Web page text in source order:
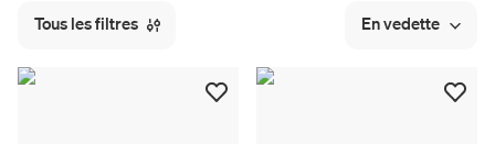
Tous les filtres En vedette